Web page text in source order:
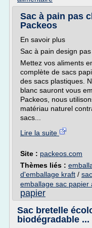
Sac à pain pas
Packeos
En savoir plus
Sac à pain design
Mettez vos aliments
complète de sacs
des sacs plastiques.
blanc sauront vous
Packeos, nous
matériau naturel
sacs...
Lire la suite
Site : packeos.com
Thèmes liés :
d'emballage kraft /
emballage sac papier
papier
Sac bretelle
biodégradable ...